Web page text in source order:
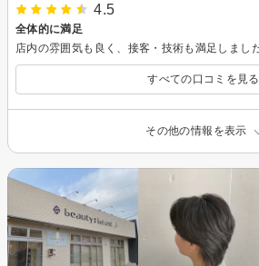
4.5
全体的に満足
すべての口コミを見る
その他の情報を表示